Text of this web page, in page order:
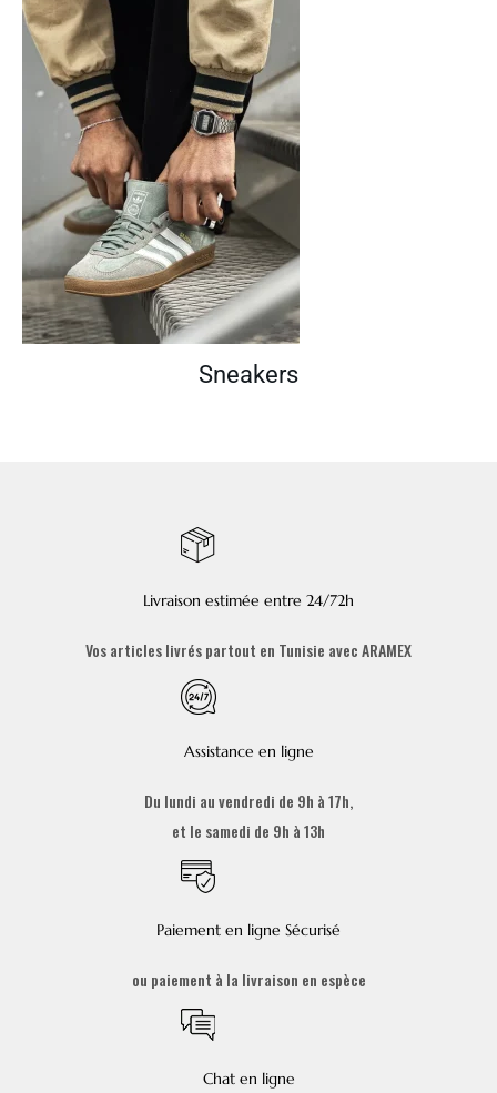
Sneakers
Livraison estimée entre 24/72h
Vos articles livrés partout en Tunisie avec ARAMEX
Assistance en ligne
Du lundi au vendredi de 9h à 17h,
et le samedi de 9h à 13h
Paiement en ligne Sécurisé
ou paiement à la livraison en espèce
Chat en ligne